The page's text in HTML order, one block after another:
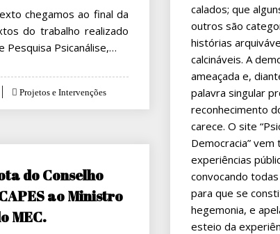
chegamos ao final da
do trabalho realizado
Pesquisa Psicanálise,…
Projetos e Intervenções
do Conselho
ao Ministro
MEC.
calados; que
outros são
histórias
calcináveis. A
ameaçada e,
palavra singular
reconhecimento
carece. O site
Democracia”
experiências
convocando
para que se
hegemonia, e
esteio da